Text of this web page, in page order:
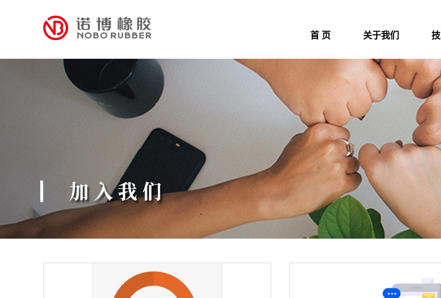
首 页 关于我们